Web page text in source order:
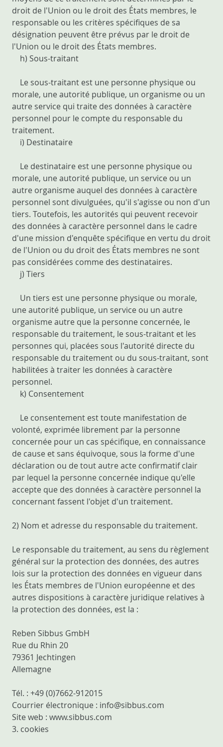
droit de l'Union ou le droit des États membres, le
responsable ou les critères spécifiques de sa
désignation peuvent être prévus par le droit de
l'Union ou le droit des États membres.
h) Sous-traitant
Le sous-traitant est une personne physique ou
morale, une autorité publique, un organisme ou un
autre service qui traite des données à caractère
personnel pour le compte du responsable du
traitement.
i) Destinataire
Le destinataire est une personne physique ou
morale, une autorité publique, un service ou un
autre organisme auquel des données à caractère
personnel sont divulguées, qu'il s'agisse ou non d'un
tiers. Toutefois, les autorités qui peuvent recevoir
des données à caractère personnel dans le cadre
d'une mission d'enquête spécifique en vertu du droit
de l'Union ou du droit des États membres ne sont
pas considérées comme des destinataires.
j) Tiers
Un tiers est une personne physique ou morale,
une autorité publique, un service ou un autre
organisme autre que la personne concernée, le
responsable du traitement, le sous-traitant et les
personnes qui, placées sous l'autorité directe du
responsable du traitement ou du sous-traitant, sont
habilitées à traiter les données à caractère
personnel.
k) Consentement
Le consentement est toute manifestation de
volonté, exprimée librement par la personne
concernée pour un cas spécifique, en connaissance
de cause et sans équivoque, sous la forme d'une
déclaration ou de tout autre acte confirmatif clair
par lequel la personne concernée indique qu'elle
accepte que des données à caractère personnel la
concernant fassent l'objet d'un traitement.
2) Nom et adresse du responsable du traitement.
Le responsable du traitement, au sens du règlement
général sur la protection des données, des autres
lois sur la protection des données en vigueur dans
les États membres de l'Union européenne et des
autres dispositions à caractère juridique relatives à
la protection des données, est la :
Reben Sibbus GmbH
Rue du Rhin 20
79361 Jechtingen
Allemagne
Tél. : +49 (0)7662-912015
Courrier électronique : info@sibbus.com
Site web : www.sibbus.com
3. cookies